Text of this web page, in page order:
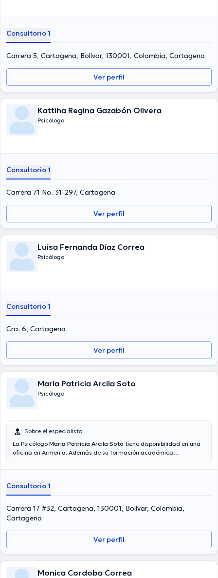
Consultorio 1
Carrera 5, Cartagena, Bolívar, 130001, Colombia, Cartagena
Ver perfil
Kattiha Regina Gazabón Olivera
Psicólogo
Consultorio 1
Carrera 71 No. 31-297, Cartagena
Ver perfil
Luisa Fernanda Díaz Correa
Psicólogo
Consultorio 1
Cra. 6, Cartagena
Ver perfil
Maria Patricia Arcila Soto
Psicólogo
Sobre el especialista
La Psicólogo Maria Patricia Arcila Soto tiene disponibilidad en una
oficina en Armenia. Además de su formación académica
especialidad. La profesional de la salud posee años de experiencia
desempeñado como miembro de diversas asociaciones médicas.
Maria Patricia Arcila Soto ha formado parte en cuantiosas
conferencias con la intención de tener una formación continua en
su temática de especialización y ha anunciado importantes
comunicados. Español es el idioma principal usados por la
profesional de la salud.
Consultorio 1
Carrera 17 #32, Cartagena, 130001, Bolívar, Colombia,
Cartagena
Ver perfil
Monica Cordoba Correa